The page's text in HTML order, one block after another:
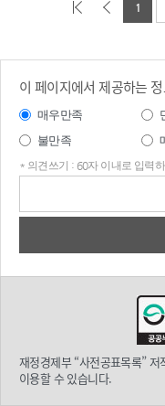
1
이 페이지에서 제공하는
매우만족
불만족
* 의견쓰기 : 60자 이내로 입력
재정경제부 “사전공표목록” 저
이용할 수 있습니다.